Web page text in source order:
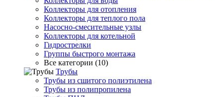
Коллекторы для отопления
Коллекторы для теплого пола
Насосно-смесительные узлы
Коллекторы для котельной
Гидрострелки
Группы быстрого монтажа
Все категории (10)
Трубы
Трубы из сшитого полиэтилена
Трубы из полипропилена